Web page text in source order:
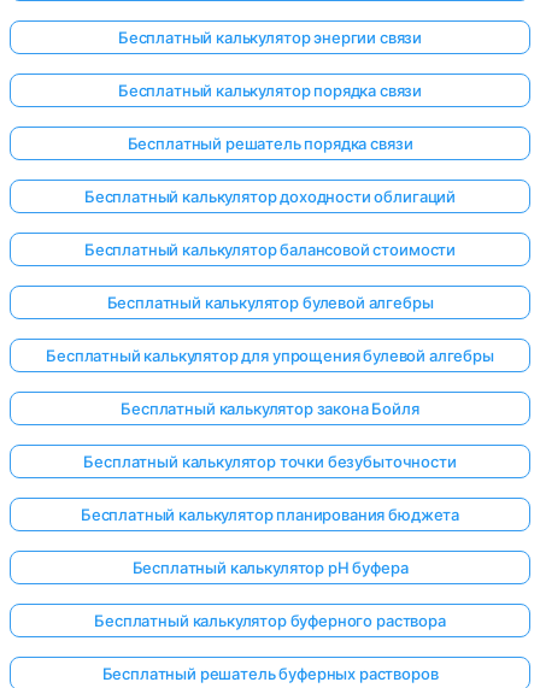
Бесплатный калькулятор энергии связи
Бесплатный калькулятор порядка связи
Бесплатный решатель порядка связи
Бесплатный калькулятор доходности облигаций
Бесплатный калькулятор балансовой стоимости
Бесплатный калькулятор булевой алгебры
Бесплатный калькулятор для упрощения булевой алгебры
Бесплатный калькулятор закона Бойля
Бесплатный калькулятор точки безубыточности
Бесплатный калькулятор планирования бюджета
Бесплатный калькулятор pH буфера
Бесплатный калькулятор буферного раствора
Бесплатный решатель буферных растворов